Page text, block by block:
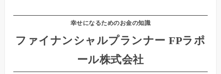
幸せになるためのお金の知識
ファイナンシャルプランナー FPラポ
ール株式会社